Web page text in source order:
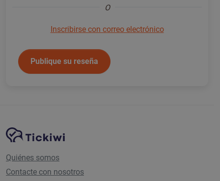
O
Inscribirse con correo electrónico
Publique su reseña
Navegación del sitio
Plataforma Tickiwi
Quiénes somos
Contacte con nosotros